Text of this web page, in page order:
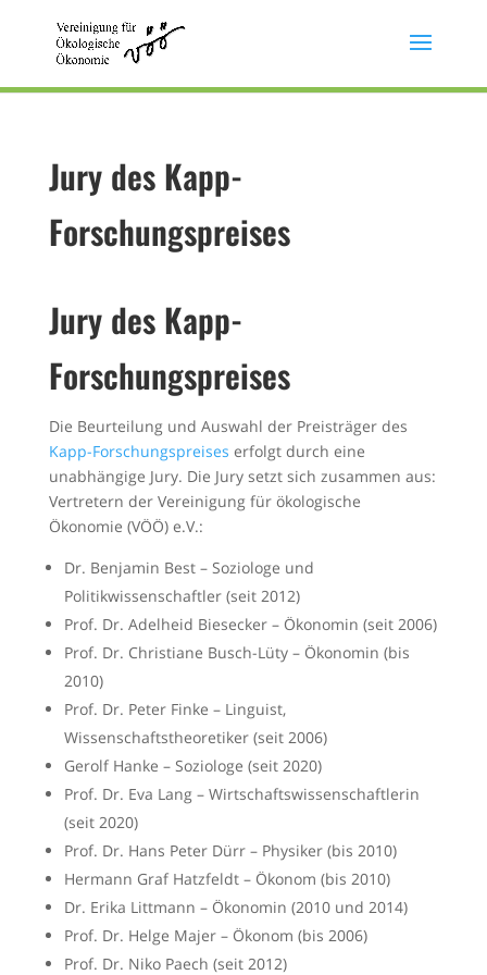
Jury des Kapp-
Forschungspreises
Jury des Kapp-
Forschungspreises
Die Beurteilung und Auswahl der Preisträger des
Kapp-Forschungspreises erfolgt durch eine
unabhängige Jury. Die Jury setzt sich zusammen aus:
Vertretern der Vereinigung für ökologische
Ökonomie (VÖÖ) e.V.:
Dr. Benjamin Best – Soziologe und
Politikwissenschaftler (seit 2012)
Prof. Dr. Adelheid Biesecker – Ökonomin (seit 2006)
Prof. Dr. Christiane Busch-Lüty – Ökonomin (bis
2010)
Prof. Dr. Peter Finke – Linguist,
Wissenschaftstheoretiker (seit 2006)
Gerolf Hanke – Soziologe (seit 2020)
Prof. Dr. Eva Lang – Wirtschaftswissenschaftlerin
(seit 2020)
Prof. Dr. Hans Peter Dürr – Physiker (bis 2010)
Hermann Graf Hatzfeldt – Ökonom (bis 2010)
Dr. Erika Littmann – Ökonomin (2010 und 2014)
Prof. Dr. Helge Majer – Ökonom (bis 2006)
Prof. Dr. Niko Paech (seit 2012)